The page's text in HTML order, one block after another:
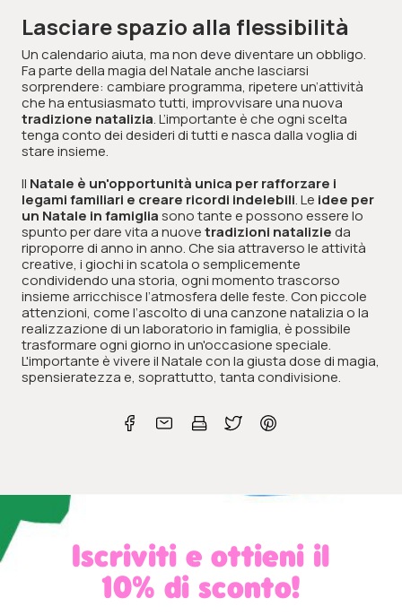
Lasciare spazio alla flessibilità
Un calendario aiuta, ma non deve diventare un obbligo.
Fa parte della magia del Natale anche lasciarsi
sorprendere: cambiare programma, ripetere un’attività
che ha entusiasmato tutti, improvvisare una nuova
tradizione natalizia. L’importante è che ogni scelta
tenga conto dei desideri di tutti e nasca dalla voglia di
stare insieme.
Il Natale è un'opportunità unica per rafforzare i
legami familiari e creare ricordi indelebili. Le idee per
un Natale in famigliasono tante e possono essere lo
spunto per dare vita a nuovetradizioni natalizieda
riproporre di anno in anno. Che sia attraverso le attività
creative, i giochi in scatola o semplicemente
condividendo una storia, ogni momento trascorso
insieme arricchisce l’atmosfera delle feste. Con piccole
attenzioni, come l’ascolto di una canzone natalizia o la
realizzazione di un laboratorio in famiglia, è possibile
trasformare ogni giorno in un'occasione speciale.
L'importante è vivere il Natale con la giusta dose di magia,
spensieratezza e, soprattutto, tanta condivisione.
Iscriviti e ottieni il
10% di sconto!